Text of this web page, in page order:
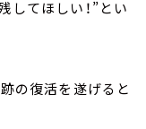
してほしい！”とい
跡の復活を遂げると